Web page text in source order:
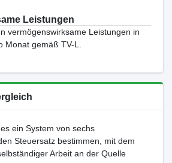
Leistungen
vermögenswirksame Leistungen in
Monat gemäß TV-L.
ein System von sechs
Steuersatz bestimmen, mit dem
Arbeit an der Quelle